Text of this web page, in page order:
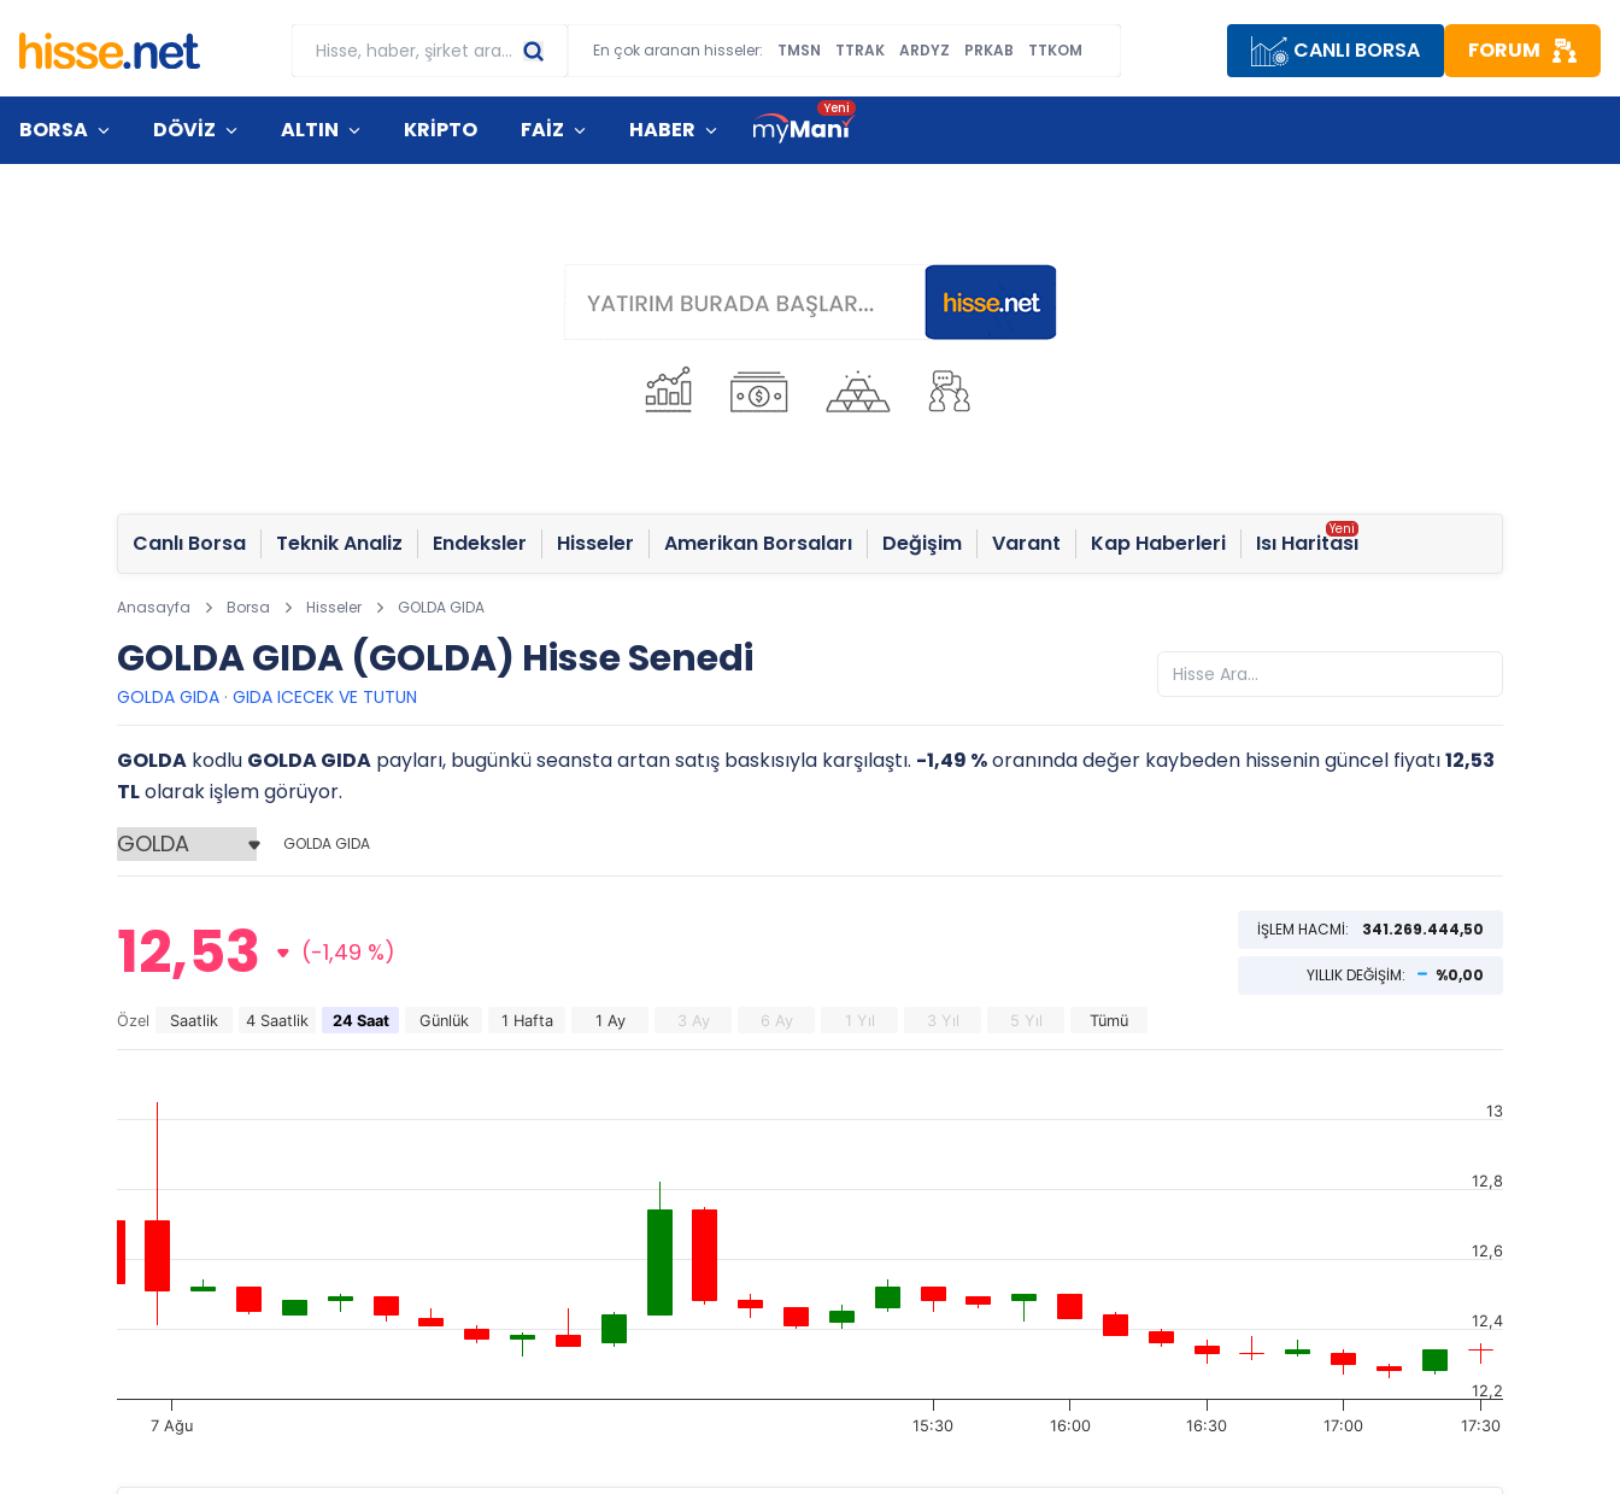
En çok aranan hisseler: TMSN TTRAK ARDYZ PRKAB TTKOM CANLI BORSA FORUM
BORSA DÖVİZ ALTIN KRİPTO FAİZ HABER
Canlı Borsa Teknik Analiz Endeksler Hisseler Amerikan Borsaları Değişim Varant Kap Haberleri Isı Haritası
Anasayfa Borsa Hisseler GOLDA GIDA
GOLDA GIDA (GOLDA) Hisse Senedi
GOLDA GIDA · GIDA ICECEK VE TUTUN
GOLDA kodlu GOLDA GIDA payları, bugünkü seansta artan satış baskısıyla karşılaştı. -1,49 %oranında değer kaybeden hissenin güncel fiyatı12,53
TLolarak işlem görüyor.
GOLDA GIDA
12,53 (-1,49 %)
İŞLEM HACMİ: 341.269.444,50
YILLIK DEĞİŞİM: %0,00
Özel Saatlik 4 Saatlik 24 Saat Günlük 1 Hafta 1 Ay 3 Ay 6 Ay 1 Yıl 3 Yıl 5 Yıl Tümü
7 Ağu 15:30 16:00 16:30 17:00 17:30
12,2
12,4
12,6
12,8
13